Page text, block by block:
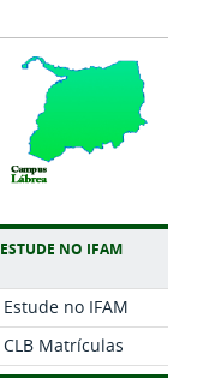
ESTUDE NO IFAM
Estude no IFAM
CLB Matrículas